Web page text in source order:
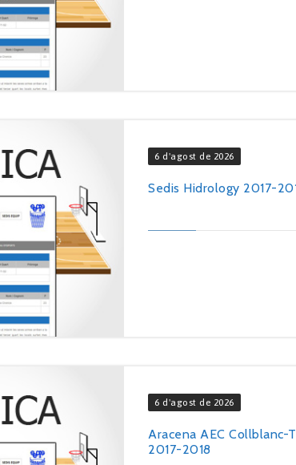
6 d'agost de 2026
Sedis Hidrology 2017-
6 d'agost de 2026
Aracena AEC Collblanc-
2017-2018